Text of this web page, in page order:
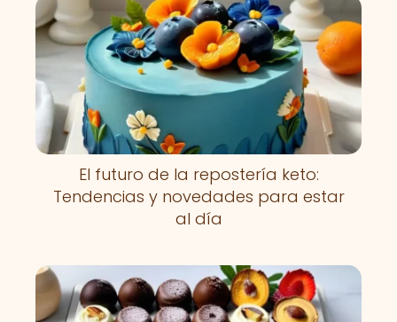
El futuro de la repostería keto:
Tendencias y novedades para estar
al día